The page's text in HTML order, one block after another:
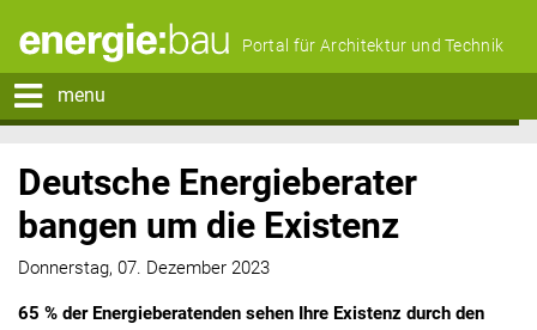
Portal für Architektur und Technik
menu
Deutsche Energieberater
bangen um die Existenz
Donnerstag, 07. Dezember 2023
65 % der Energieberatenden sehen Ihre Existenz durch den